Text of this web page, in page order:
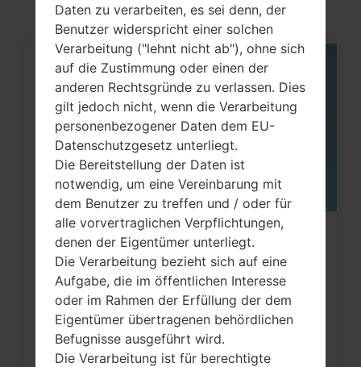
MAI
Wie kann ich auf LG G3, G4, G5, G7
und ähnlichen Serien...
Daten zu verarbeiten, es sei denn, der
Benutzer widerspricht einer solchen
Verarbeitung ("lehnt nicht ab"), ohne sich
auf die Zustimmung oder einen der
anderen Rechtsgründe zu verlassen. Dies
gilt jedoch nicht, wenn die Verarbeitung
personenbezogener Daten dem EU-
Datenschutzgesetz unterliegt.
Die Bereitstellung der Daten ist
notwendig, um eine Vereinbarung mit
dem Benutzer zu treffen und / oder für
alle vorvertraglichen Verpflichtungen,
denen der Eigentümer unterliegt.
Die Verarbeitung bezieht sich auf eine
Aufgabe, die im öffentlichen Interesse
oder im Rahmen der Erfüllung der dem
Eigentümer übertragenen behördlichen
Befugnisse ausgeführt wird.
Die Verarbeitung ist für berechtigte